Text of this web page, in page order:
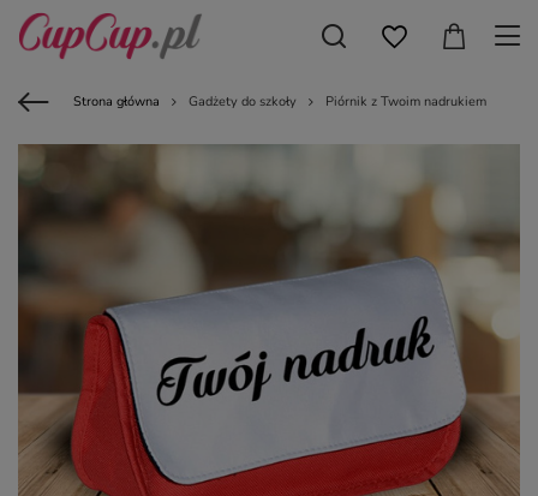
Strona główna Gadżety do szkoły Piórnik z Twoim nadrukiem